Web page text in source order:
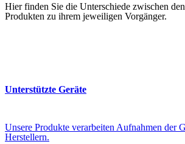
Hier finden Sie die Unterschiede zwischen
Produkten zu ihrem jeweiligen Vorgänger.
Unterstützte Geräte
Unsere Produkte verarbeiten Aufnahmen der
Herstellern.